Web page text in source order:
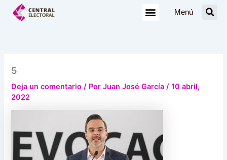
Menú
5
Deja un comentario / PorJuan José García/10 abril,
2022